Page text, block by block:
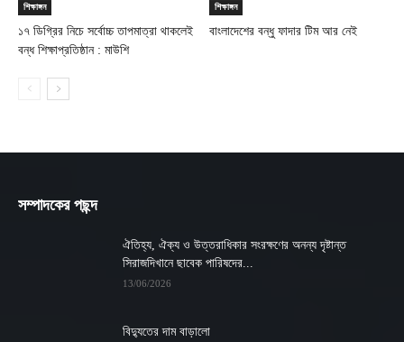
শিক্ষাঙ্গন
১৭ ডিগ্রির নিচে সর্বোচ্চ তাপমাত্রা থাকলেই
বন্ধ শিক্ষাপ্রতিষ্ঠান : মাউশি
শিক্ষাঙ্গন
বাংলাদেশের বন্ধু ফাদার টিম আর নেই
সম্পাদকের পছন্দ
ঐতিহ্য, ঐক্য ও উত্তরাধিকার সংরক্ষণের অনন্য দৃষ্টান্ত
সিরাজদিখানে ছাবেক পারিষদের...
13/06/2026
বিদ্যুতের দাম বাড়ালো